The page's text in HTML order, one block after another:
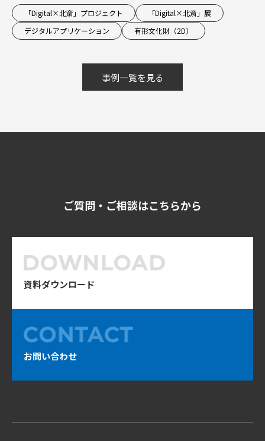
「Digital×北斎」プロジェクト
「Digital×北斎」展
デジタルアプリケーション
有形文化財（2D）
事例一覧を見る
ご質問・ご相談はこちらから
資料ダウンロード
お問い合わせ